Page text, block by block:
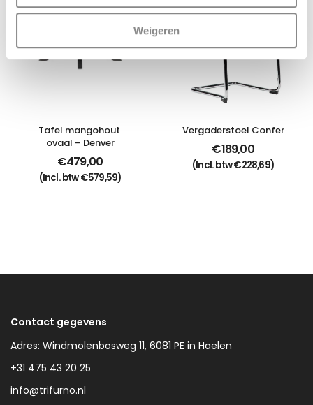
Weigeren
Tafel mangohout
ovaal – Denver
€479,00
(Incl. btw€579,59)
Vergaderstoel Confer
€189,00
(Incl. btw€228,69)
Contact gegevens
Adres: Windmolenbosweg 11, 6081 PE in Haelen
+31 475 43 20 25
info@trifurno.nl